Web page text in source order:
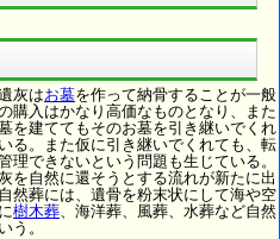
灰はお墓を作って納骨することが一般
購入はかなり高価なものとなり、また
を建ててもそのお墓を引き継いでくれ
る。また仮に引き継いでくれても、転
できないという問題も生じている。
を自然に還そうとする流れが新たに出
然葬には、遺骨を粉末状にして海や空
樹木葬、海洋葬、風葬、水葬など自然
う。